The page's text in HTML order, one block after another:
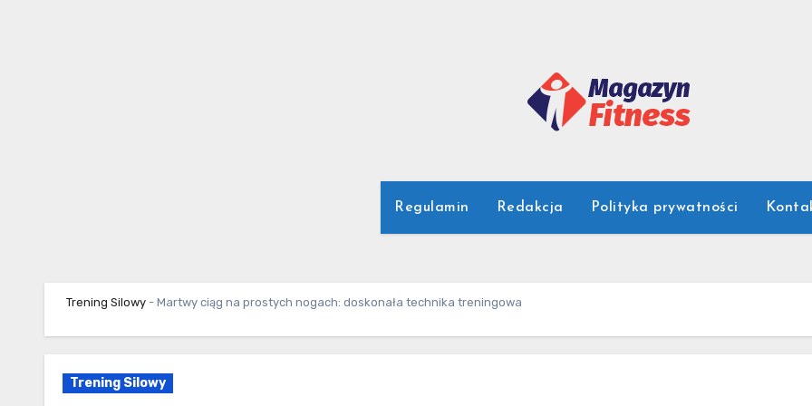
Regulamin Redakcja Polityka prywatności
Trening Silowy - Martwy ciąg na prostych nogach: doskonała technika treningowa
Trening Silowy